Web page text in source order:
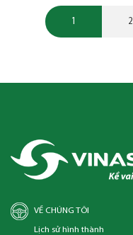
1 2
VỀ CHÚNG TÔI
Lịch sử hình thành